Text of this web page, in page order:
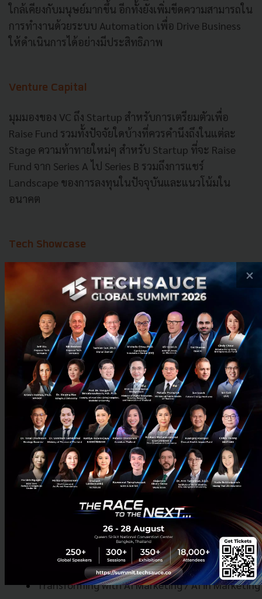
ใกล้เคียงกับมนุษย์มากขึ้น อีกทั้งยังเพิ่มขีดความสามารถใน
การทำงานด้วยระบบ Automation เพื่อ Drive Business
ให้ดำเนินการได้อย่างมีประสิทธิภาพ
Venture Capital
มุมมองของ VC ถึง Startup สำหรับการเตรียมตัวเพื่อ
Raise Fund รวมทั้งปัจจัยใดบ้างที่ควรคำนึงถึงในแต่ละ
Stage ความท้าทายใหม่ๆ สำหรับ Startup ที่จะ Raise
Fund จาก Series A ไป Series B รวมถึงการแชร์
Landscape ของการลงทุนในปัจจุบันและแนวโน้มใน
อนาคต
Tech Showcase
เปิดประสบการณ์ไปกับนวัตกรรมใหม่ ๆ สำรวจเทคโนโลยี
ที่น่าสนใจในงาน Techsauce Global Summit 2024 จัด
แสดงผลงานของธุรกิจมากกว่า 200 รายการ พลาดไม่ได้กับ
Showcase จากบริษัท Startup หลายประเทศทั่วโลก ช่วย
ให้คุณรู้จักกับโซลูชันทางเทคโนโลยีและสตาร์ตอัปที่น่า
ลงทุนในปีนี้
พร้อม Stage ใหม่ “MarTech Stage” ครั้งแรก
ของงาน
โดยในวันสุดท้ายของงาน จะมีการจัดเวทีเสวนาใหม่
“MarTech Stage” หรือที่เราเรียกว่า "Techsauce
MarTech Summit Day" พาคุณไปเจาะลึกเนื้อหาเกี่ยวกับ
Business Insight และมุมมองการนำ MarTech มา
ประยุกต์ใช้กับธุรกิจให้เกิดประโยชน์สูงสุด แบ่งปันความรู้
โดย Speaker ผู้เชี่ยวชาญในวงการ ซึ่งเนื้อหาเกี่ยวกับ
MarTech มีดังนี้
Transforming with AI Marketing / AI in Marketing
×